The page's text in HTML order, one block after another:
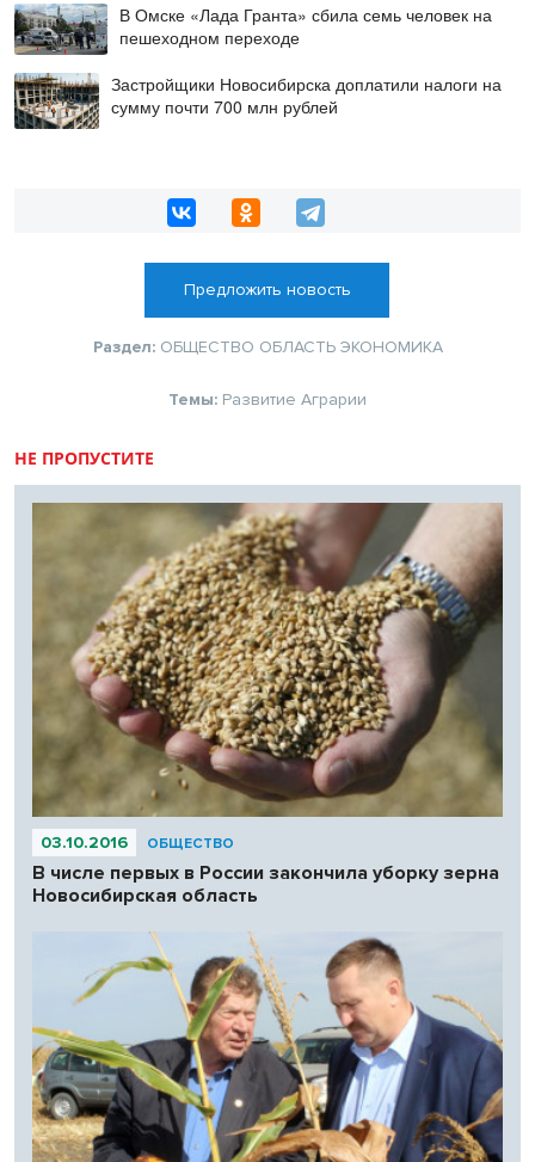
В Омске «Лада Гранта» сбила семь человек на
пешеходном переходе
Застройщики Новосибирска доплатили налоги на
сумму почти 700 млн рублей
Предложить новость
Раздел: ОБЩЕСТВО ОБЛАСТЬ ЭКОНОМИКА
Темы: Развитие Аграрии
НЕ ПРОПУСТИТЕ
03.10.2016 ОБЩЕСТВО
В числе первых в России закончила уборку зерна
Новосибирская область